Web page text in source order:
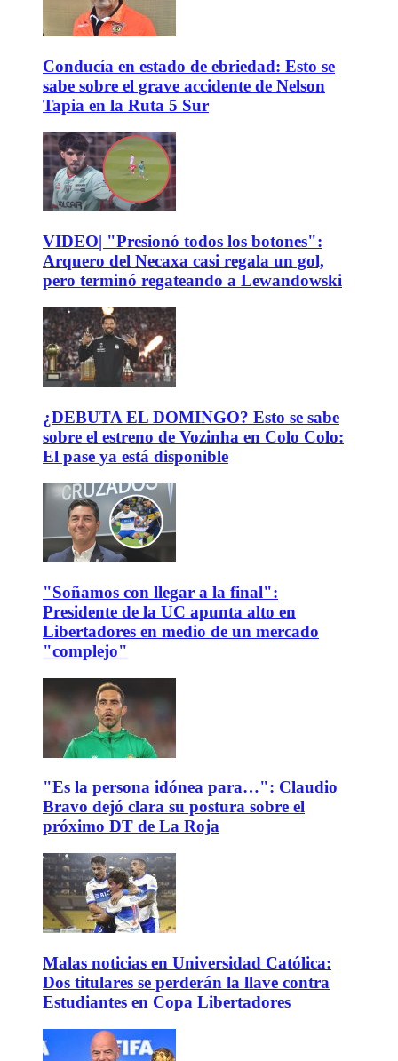
Conducía en estado de ebriedad: Esto se
sabe sobre el grave accidente de Nelson
Tapia en la Ruta 5 Sur
VIDEO| "Presionó todos los botones":
Arquero del Necaxa casi regala un gol,
pero terminó regateando a Lewandowski
¿DEBUTA EL DOMINGO? Esto se sabe
sobre el estreno de Vozinha en Colo Colo:
El pase ya está disponible
"Soñamos con llegar a la final":
Presidente de la UC apunta alto en
Libertadores en medio de un mercado
"complejo"
"Es la persona idónea para…": Claudio
Bravo dejó clara su postura sobre el
próximo DT de La Roja
Malas noticias en Universidad Católica:
Dos titulares se perderán la llave contra
Estudiantes en Copa Libertadores